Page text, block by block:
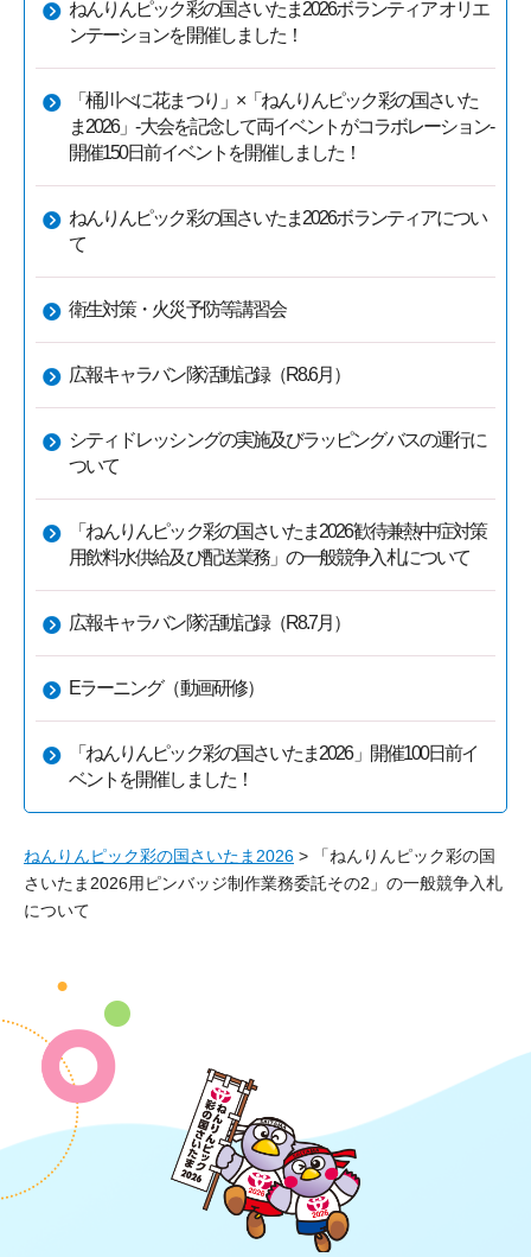
ねんりんピック彩の国さいたま2026ボランティア オリエ
ンテーションを開催しました！
「桶川べに花まつり」×「ねんりんピック彩の国さいた
ま2026」-大会を記念して両イベントがコラボレーション-
開催150日前イベントを開催しました！
ねんりんピック彩の国さいたま2026ボランティアについ
て
衛生対策・火災予防等講習会
広報キャラバン隊活動記録（R8.6月）
シティドレッシングの実施及びラッピングバスの運行に
ついて
「ねんりんピック彩の国さいたま2026歓待兼熱中症対策
用飲料水供給及び配送業務」の一般競争入札について
広報キャラバン隊活動記録（R8.7月）
Eラーニング（動画研修）
「ねんりんピック彩の国さいたま2026」開催100日前イ
ベントを開催しました！
ねんりんピック彩の国さいたま2026 > 「ねんりんピック彩の国
さいたま2026用ピンバッジ制作業務委託その2」の一般競争入札
について